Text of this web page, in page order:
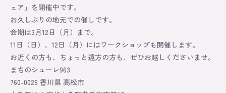
Online Store
ェア」を開催中です。
お久しぶりの地元での催しです。
会期は3月12日（月）まで。
11日（日）、12日（月）にはワークショップも開催します。
お近くの方も、ちょっと遠方の方も、ぜひお越しくださいませ。
まちのシューレ963
760-0029 香川県 高松市